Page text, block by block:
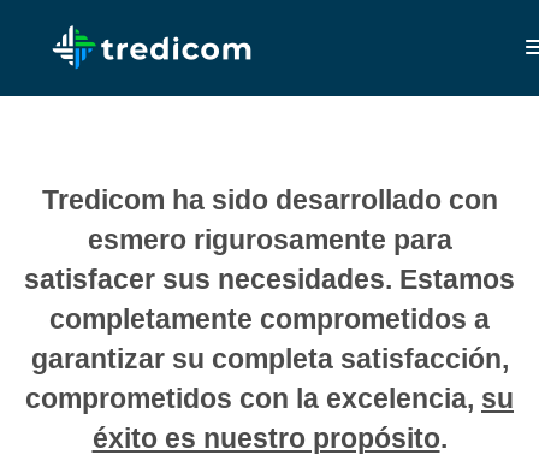
Tredicom ha sido desarrollado con
esmero rigurosamente para
satisfacer sus necesidades. Estamos
completamente comprometidos a
garantizar su completa satisfacción,
comprometidos con la excelencia, su
éxito es nuestro propósito.